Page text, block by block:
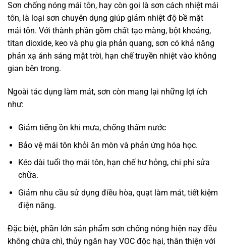
Sơn chống nóng mái tôn, hay còn gọi là sơn cách nhiệt mái
tôn, là loại sơn chuyên dụng giúp giảm nhiệt độ bề mặt
mái tôn. Với thành phần gồm chất tạo màng, bột khoáng,
titan dioxide, keo và phụ gia phản quang, sơn có khả năng
phản xạ ánh sáng mặt trời, hạn chế truyền nhiệt vào không
gian bên trong.
Ngoài tác dụng làm mát, sơn còn mang lại những lợi ích
như:
Giảm tiếng ồn khi mưa, chống thấm nước
Bảo vệ mái tôn khỏi ăn mòn và phản ứng hóa học.
Kéo dài tuổi thọ mái tôn, hạn chế hư hỏng, chi phí sửa
chữa.
Giảm nhu cầu sử dụng điều hòa, quạt làm mát, tiết kiệm
điện năng.
Đặc biệt, phần lớn sản phẩm sơn chống nóng hiện nay đều
không chứa chì, thủy ngân hay VOC độc hại, thân thiện với